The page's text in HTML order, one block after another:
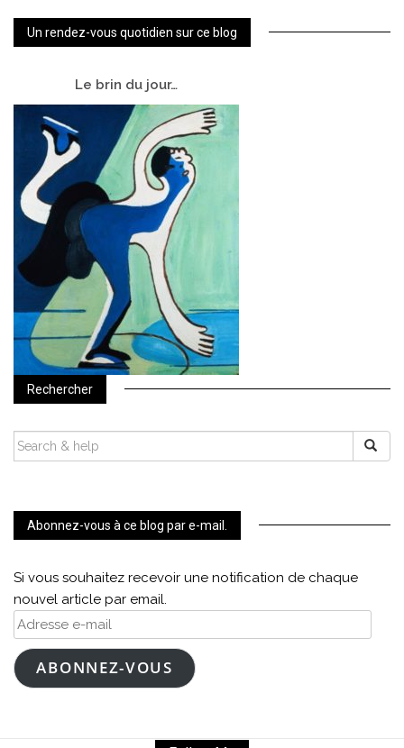
Un rendez-vous quotidien sur ce blog
Le brin du jour…
Rechercher
SEARCH
FOR:
Abonnez-vous à ce blog par e-mail.
Si vous souhaitez recevoir une notification de chaque
nouvel article par email.
Adresse
e-
mailABONNEZ-VOUS